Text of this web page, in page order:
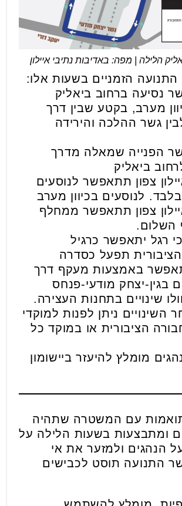
הלילה | מפה: באדיבות נתיבי איילון
התנועה הזמניים בשעות אלו:
נסיעה ברחוב ביאליק
מערב, בקטע שבין דרך
גשר ההלכה והירידה
הפנייה שמאלה מדרך
ביאליק
צפון תתאפשר לנוסעים
בלבד. לנוסעים בכיוון מערב
צפון תתאפשר ממחלף
השלום.
רגל יתאפשר כרגיל
תפעל כסדרה
באמצעות מעקף דרך
בגין-יצחק מודעי-פנחס
שינויים בתחנות העצירה.
השינויים ניתן לפנות למוקדי
הציבורית או במוקד כל
מומלץ להיעזר ביישומון
עם המשטרה שתהיה
ומתבצעות בשעות הלילה על
הנהגים ולמזער את אי
התנועה תוסט לכבישים